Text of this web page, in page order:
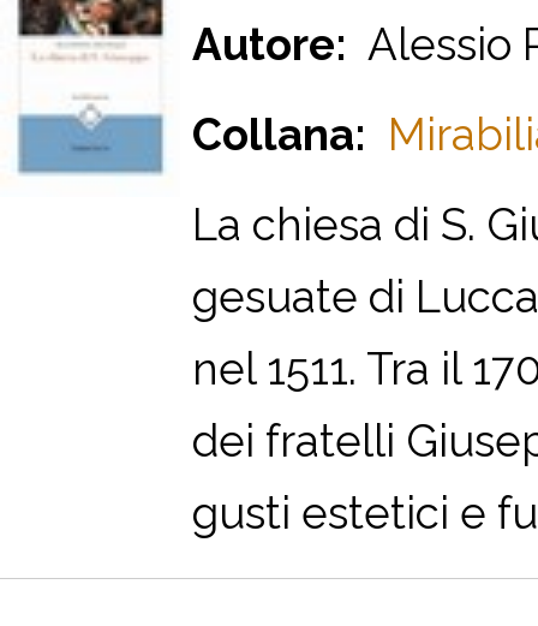
Autore: Alessio
Collana:
La chiesa di S.
gesuate di
nel 1511. Tra il
dei fratelli
gusti estetici e